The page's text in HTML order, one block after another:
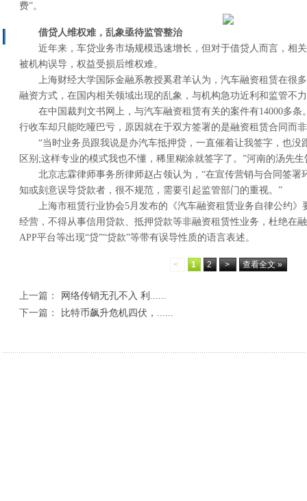
费”。
借贷人维权难，乱象亟待监管整治
近年来，车贷业务市场规模迅速增长，但对于借贷人而言，相
被机构误导，权益受损后维权难。
上海财经大学国际金融系教授奚君羊认为，汽车融资租赁在很
融资方式，在国内相关领域出现的乱象，与机构急功近利和监管不
在中国裁判文书网上，与汽车融资租赁有关的案件有14000多
行收车却只能吃哑巴亏，原因就在于双方签署的是融资租赁合同而
“当时业务员跟我说是办汽车抵押贷，一直催着让我签字，也没
区别;这样专业的模式我也不懂，稀里糊涂就签字了。”河南的汤先
北京志霖律师事务所律师赵占领认为，“在宣传营销与合同签署
知或刻意误导贷款者，很不规范，需要引起监管部门的重视。”
上海市租赁行业协会5月发布的《汽车融资租赁业务自律公约
经营，不得从事信用贷款、抵押贷款等非融资租赁性业务，杜绝在
APP平台等出现“贷”“贷款”等带有误导性质的语言表述。
< 1 2 > 查看全文 »
上一篇：
网络传销无孔不入 利......
下一篇：
比特币飙升危机四伏，......